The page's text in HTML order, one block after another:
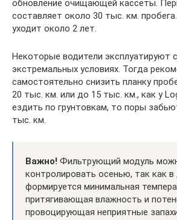
обновление очищающей кассеты.
составляет около 30 тыс. км.
уходит около 2 лет.
Некоторые водители эксплуатируют
экстремальных условиях. Тогда
самостоятельно снизить планку
20 тыс. км. или до 15 тыс. км., как у
ездить по грунтовкам, то поры
тыс. км.
Важно! Фильтрующий модуль
контролировать осенью, так как
формируется минимальная
притягивающая влажность и
провоцирующая неприятные